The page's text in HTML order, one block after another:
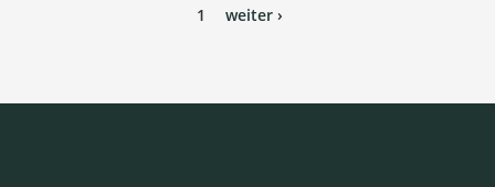
1 weiter ›